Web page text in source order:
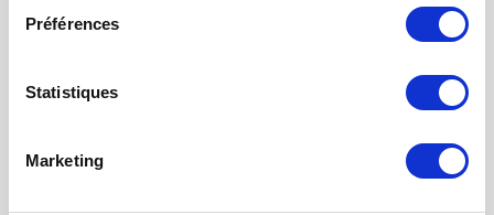
Préférences
Statistiques
Marketing
MONITEUR DE QUALITÉ DE L’AIR INTÉRIEUR - UHOO
Mon compte